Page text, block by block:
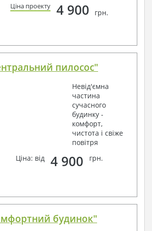
Ціна проекту 4 900 грн.
пилосос"
Невід'ємна
частина
сучасного
будинку -
комфорт,
чистота і свіже
повітря
Ціна: від
4 900 грн.
будинок"